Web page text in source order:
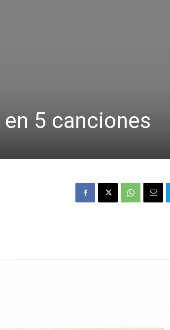
5 canciones